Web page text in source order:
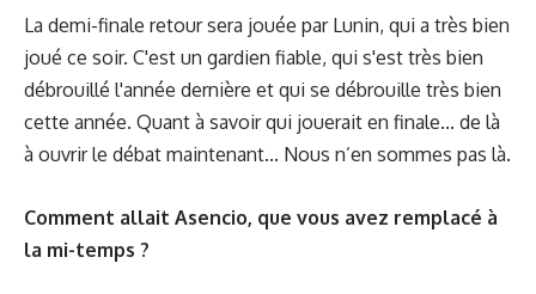
La demi-finale retour sera jouée par Lunin, qui a très bien
joué ce soir. C'est un gardien fiable, qui s'est très bien
débrouillé l'année dernière et qui se débrouille très bien
cette année. Quant à savoir qui jouerait en finale... de là
à ouvrir le débat maintenant... Nous n’en sommes pas là.
Comment allait Asencio, que vous avez remplacé à
la mi-temps ?